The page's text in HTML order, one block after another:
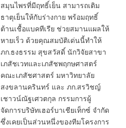
สมุนไพรที่มีฤทธิ์เย็น สามารถเติม
ธาตุเย็นให้กับร่างกาย พร้อมฤทธิ์
ต้านเชื้อแบคทีเรีย ช่วยสมานแผลให้
หายเร็ว ด้วยคุณสมบัติเด่นนี้ทำให้
ภก.ธงธรรม สุขสวัสดิ์ นักวิจัยสาขา
เภสัชเวทและเภสัชพฤกษศาสตร์
คณะเภสัชศาสตร์ มหาวิทยาลัย
สงขลานครินทร์ และ ภก.สรวิชญ์
เชาวน์ณัฐเศวตกุล กรรมการผู้
จัดการบริษัทเฮอร์บาเชียเท็กซ์ จำกัด
ซึ่งเคยเป็นส่วนหนึ่งของทีมโครงการ